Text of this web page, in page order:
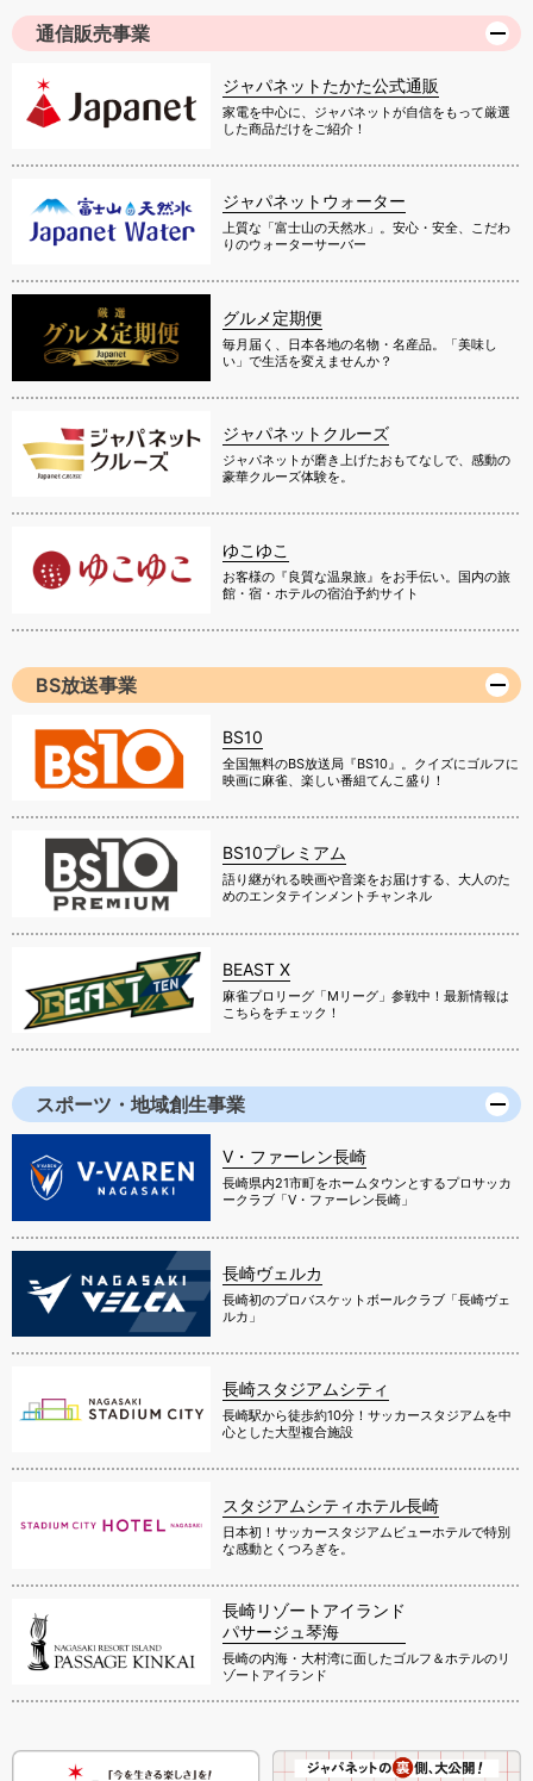
通信販売事業
ジャパネットたかた公式通販
家電を中心に、ジャパネットが自信をもって厳選
した商品だけをご紹介！
ジャパネットウォーター
上質な「富士山の天然水」。安心・安全、こだわ
りのウォーターサーバー
グルメ定期便
毎月届く、日本各地の名物・名産品。「美味し
い」で生活を変えませんか？
ジャパネットクルーズ
ジャパネットが磨き上げたおもてなしで、感動の
豪華クルーズ体験を。
ゆこゆこ
お客様の『良質な温泉旅』をお手伝い。国内の旅
館・宿・ホテルの宿泊予約サイト
BS放送事業
BS10
全国無料のBS放送局『BS10』。クイズにゴルフに
映画に麻雀、楽しい番組てんこ盛り！
BS10プレミアム
語り継がれる映画や音楽をお届けする、大人のた
めのエンタテインメントチャンネル
BEAST X
麻雀プロリーグ「Mリーグ」参戦中！最新情報は
こちらをチェック！
スポーツ・地域創生事業
V・ファーレン長崎
長崎県内21市町をホームタウンとするプロサッカ
ークラブ「V・ファーレン長崎」
長崎ヴェルカ
長崎初のプロバスケットボールクラブ「長崎ヴェ
ルカ」
長崎スタジアムシティ
長崎駅から徒歩約10分！サッカースタジアムを中
心とした大型複合施設
スタジアムシティホテル長崎
日本初！サッカースタジアムビューホテルで特別
な感動とくつろぎを。
長崎リゾートアイランド
パサージュ琴海
長崎の内海・大村湾に面したゴルフ＆ホテルのリ
ゾートアイランド